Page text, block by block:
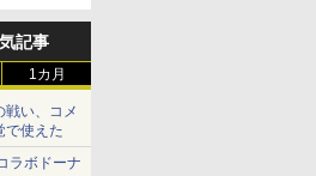
記事
1カ月
戦い、コメ
使えた
ラボドーナ